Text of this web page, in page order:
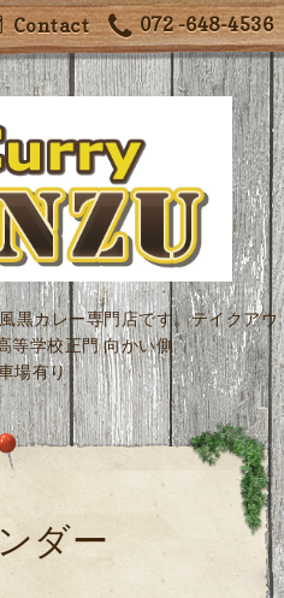
072 -648-4536
Contact
黒カレー専門店です。テイクアウ
等学校正門 向かい側
場有り
ダー